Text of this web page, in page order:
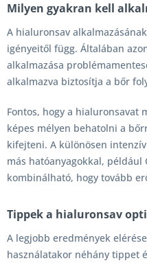
Milyen gyakran kell
A hialuronsav
igényeitől függ. Általában
alkalmazása
alkalmazva biztosítja a bőr
Fontos, hogy a hialuronsavat
képes mélyen behatolni a
kifejteni. A különösen
más hatóanyagokkal,
kombinálható, hogy tovább
Tippek a hialuronsav
A legjobb eredmények
használatakor néhány tippet